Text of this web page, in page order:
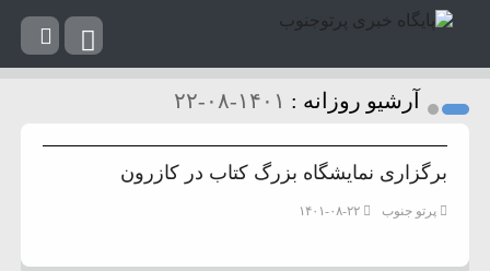
آرشیو روزانه : ۱۴۰۱-۰۸-۲۲
برگزاری نمایشگاه بزرگ کتاب در کازرون
پرتو جنوب ۱۴۰۱-۰۸-۲۲